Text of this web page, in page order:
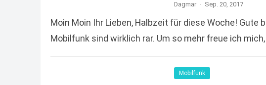
Dagmar · Sep. 20, 2017
Moin Moin Ihr Lieben, Halbzeit für diese Woche!
Mobilfunk sind wirklich rar. Um so mehr freue ich
Mobilfunk